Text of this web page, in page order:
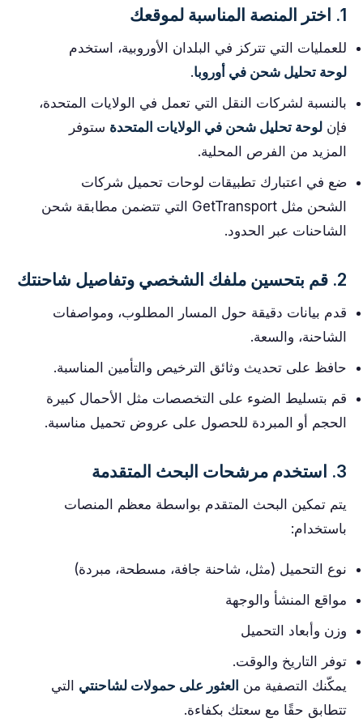
1. اختر المنصة المناسبة لموقعك
للعمليات التي تتركز في البلدان الأوروبية، استخدم
لوحة تحليل شحن في أوروبا.
بالنسبة لشركات النقل التي تعمل في الولايات المتحدة،
فإن لوحة تحليل شحن في الولايات المتحدة ستوفر
المزيد من الفرص المحلية.
ضع في اعتبارك تطبيقات لوحات تحميل شركات
الشحن مثل GetTransport التي تتضمن مطابقة شحن
الشاحنات عبر الحدود.
2. قم بتحسين ملفك الشخصي وتفاصيل شاحنتك
قدم بيانات دقيقة حول المسار المطلوب، ومواصفات
الشاحنة، والسعة.
حافظ على تحديث وثائق الترخيص والتأمين المناسبة.
قم بتسليط الضوء على التخصصات مثل الأحمال كبيرة
الحجم أو المبردة للحصول على عروض تحميل مناسبة.
3. استخدم مرشحات البحث المتقدمة
يتم تمكين البحث المتقدم بواسطة معظم المنصات
باستخدام:
نوع التحميل (مثل، شاحنة جافة، مسطحة، مبردة)
مواقع المنشأ والوجهة
وزن وأبعاد التحميل
توفر التاريخ والوقت.
يمكّنك التصفية من العثور على حمولات لشاحنتي التي
تتطابق حقًا مع سعتك بكفاءة.